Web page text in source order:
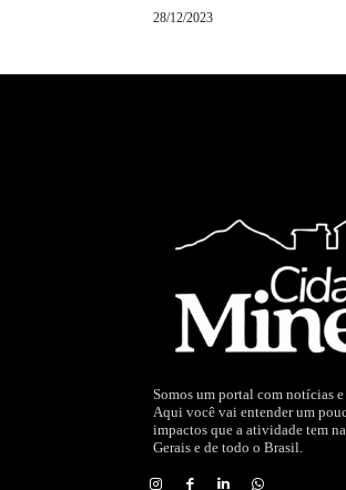
28/12/2023
Somos um portal com notícias
Aqui você vai entender um
impactos que a atividade tem
Gerais e de todo o Brasil.